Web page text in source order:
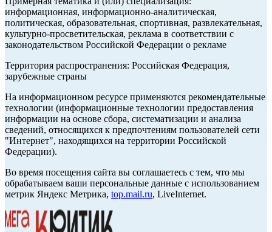
информационная, информационно-аналитическая,
политическая, образовательная, спортивная, развлекательная,
культурно-просветительская, реклама в соответствии с
законодательством Российской Федерации о рекламе
Территория распространения: Российская Федерация,
зарубежные страны
На информационном ресурсе применяются рекомендательные
технологии (информационные технологии предоставления
информации на основе сбора, систематизации и анализа
сведений, относящихся к предпочтениям пользователей сети
"Интернет", находящихся на территории Российской
Федерации).
Во время посещения сайта вы соглашаетесь с тем, что мы
обрабатываем ваши персональные данные с использованием
метрик Яндекс Метрика, top.mail.ru, LiveInternet.